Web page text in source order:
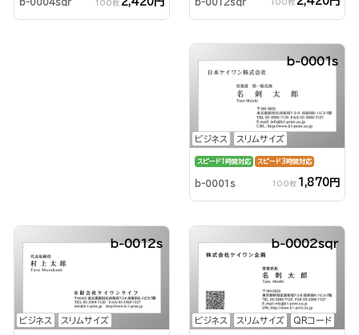
b-0004sqr 100枚 100枚
ビジネス スリムサイズ
b-0001s
スピード1時間対応 スピード3時間対応
b-0001s 100枚 1,870円
ビジネス スリムサイズ
b-0012s
ビジネス スリムサイズ QRコード
b-0002sqr